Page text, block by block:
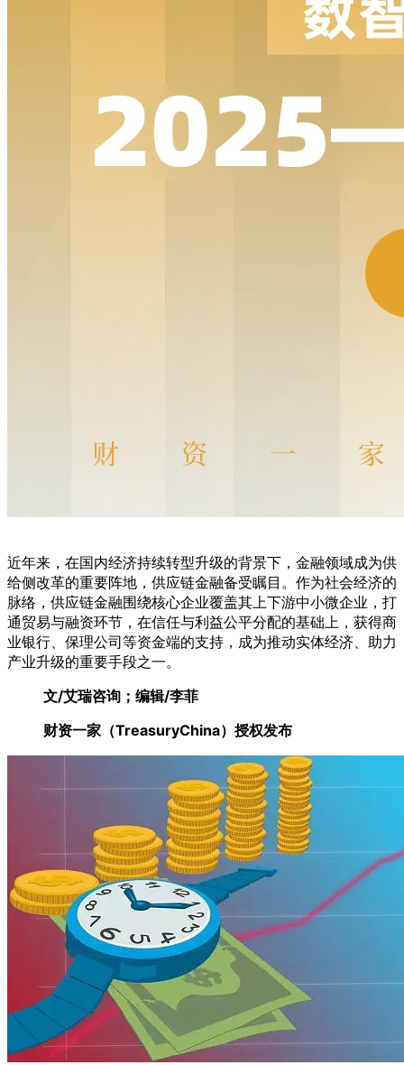
近年来，在国内经济持续转型升级的背景下，金融领域成为供
给侧改革的重要阵地，供应链金融备受瞩目。作为社会经济的
脉络，供应链金融围绕核心企业覆盖其上下游中小微企业，打
通贸易与融资环节，在信任与利益公平分配的基础上，获得商
业银行、保理公司等资金端的支持，成为推动实体经济、助力
产业升级的重要手段之一。
文/艾瑞咨询；编辑/李菲
财资一家（TreasuryChina）授权发布